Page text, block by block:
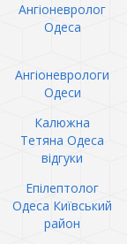
Ангіоневролог
Одеса
Ангіоневрологи
Одеси
Калюжна
Тетяна Одеса
відгуки
Епілептолог
Одеса Київський
район